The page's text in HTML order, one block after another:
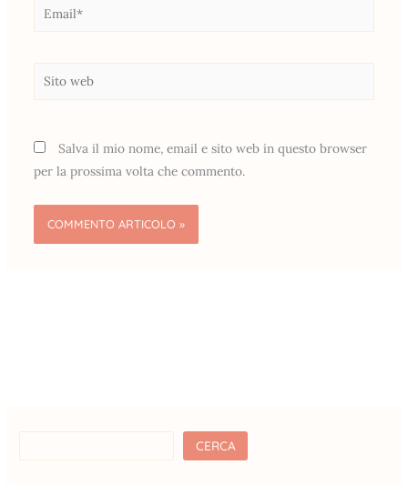
Email*
Sito
web
Salva il mio nome, email e sito web in questo browser
per la prossima volta che commento.
CERCA